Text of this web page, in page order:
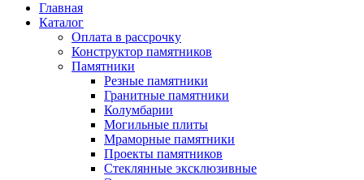
Главная
Каталог
Оплата в рассрочку
Конструктор памятников
Памятники
Резные памятники
Гранитные памятники
Колумбарии
Могильные плиты
Мраморные памятники
Проекты памятников
Стеклянные эксклюзивные